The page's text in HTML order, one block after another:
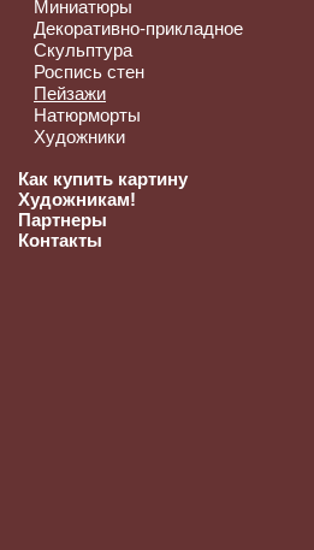
Миниатюры
Декоративно-прикладное
Скульптура
Роспись стен
Пейзажи
Натюрморты
Художники
Как купить картину
Художникам!
Партнеры
Контакты